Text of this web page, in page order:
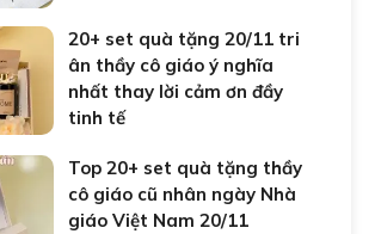
20+ set quà tặng 20/11 tri
ân thầy cô giáo ý nghĩa
nhất thay lời cảm ơn đầy
tinh tế
Top 20+ set quà tặng thầy
cô giáo cũ nhân ngày Nhà
giáo Việt Nam 20/11